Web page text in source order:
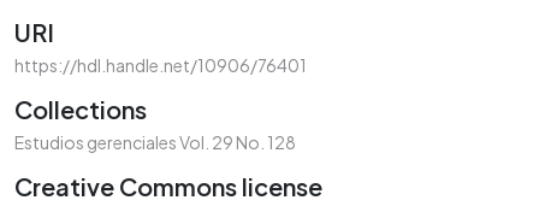
URI
https://hdl.handle.net/10906/76401
Collections
Estudios gerenciales Vol. 29 No. 128
Creative Commons license